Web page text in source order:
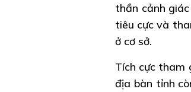
thần cảnh
tiêu cực và
ở cơ sở.
Tích cực tham
địa bàn tỉnh